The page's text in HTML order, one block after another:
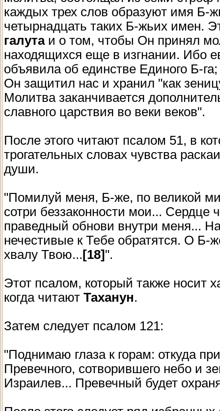
каждых трех слов образуют имя Б-
четырнадцать таких Б-жьих имен.
галутаи о том, чтобы Он принял
находящихся еще в изгнании. Ибо
объявила об единстве Единого Б-
Он защитил нас и хранил "как
Молитва заканчивается
славного царствия во веки веков".
После этого читают псалом 51, в
трогательных словах чувства
души.
"Помилуй меня, Б-же, по великой
сотри беззаконности мои... Сердце
праведный обнови внутри меня...
нечестивые к Тебе обратятся. О Б-
хвалу Твою...[18]".
Этот псалом, который также носит
когда читают Таханун.
Затем следует псалом 121:
"Поднимаю глаза к горам: откуда
Превечного, сотворившего небо и
Израилев... Превечный будет